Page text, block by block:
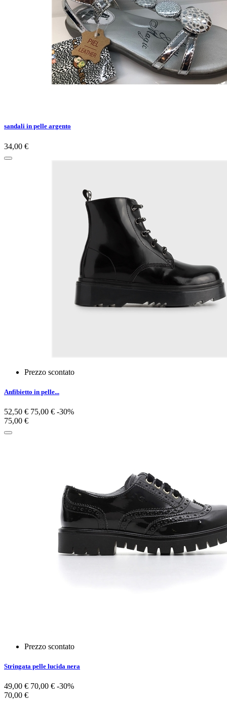
sandali in pelle argento
34,00 €
Prezzo scontato
Anfibietto in pelle...
52,50 € 75,00 € -30%
75,00 €
Prezzo scontato
Stringata pelle lucida nera
49,00 € 70,00 € -30%
70,00 €